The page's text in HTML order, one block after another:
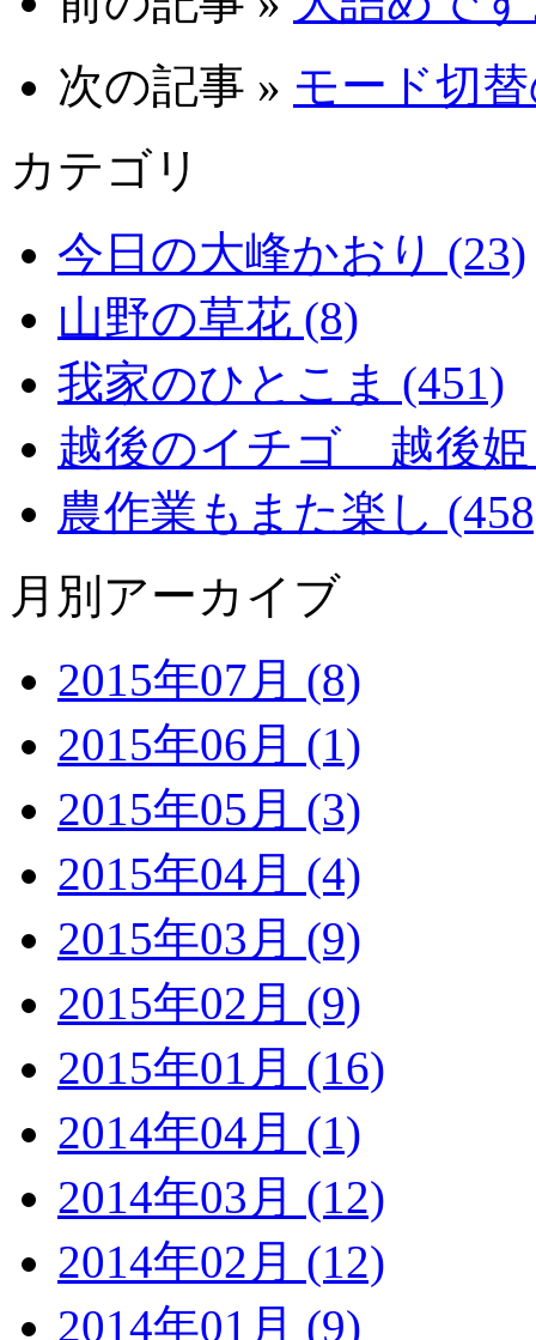
次の記事 » モード切
カテゴリ
今日の大峰かおり (23)
山野の草花 (8)
我家のひとこま (451)
越後のイチゴ 越後姫
農作業もまた楽し
月別アーカイブ
2015年07月 (8)
2015年06月 (1)
2015年05月 (3)
2015年04月 (4)
2015年03月 (9)
2015年02月 (9)
2015年01月 (16)
2014年04月 (1)
2014年03月 (12)
2014年02月 (12)
2014年01月 (9)